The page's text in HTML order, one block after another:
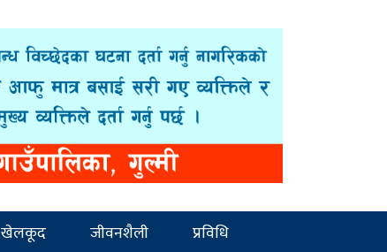
खेलकूद जीवनशैली प्रविधि